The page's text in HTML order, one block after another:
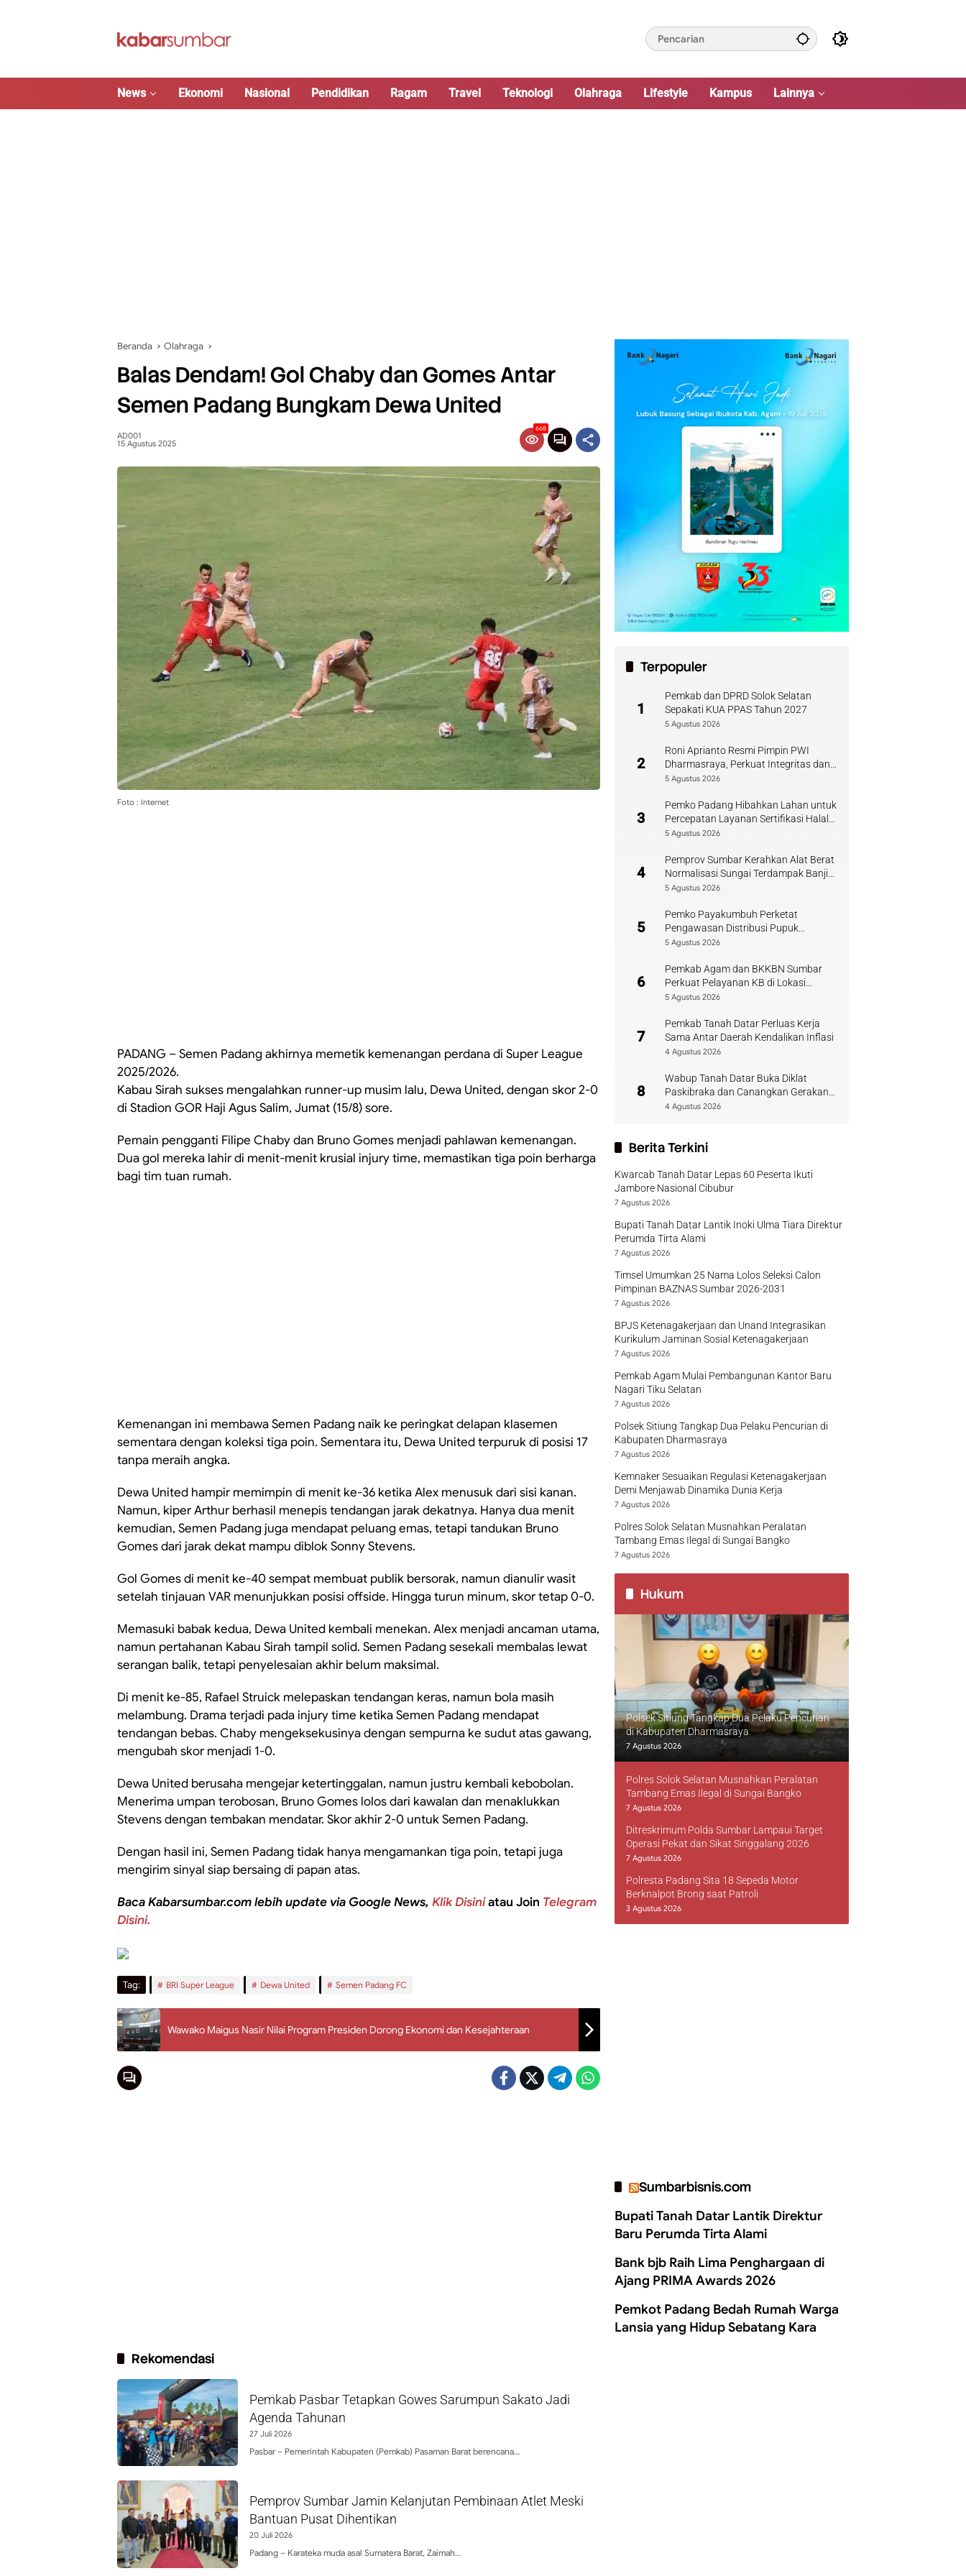
News Ekonomi Nasional Pendidikan Ragam Travel Teknologi Olahraga Lifestyle Kampus Lainnya
Beranda Olahraga
Balas Dendam! Gol Chaby dan Gomes Antar
Semen Padang Bungkam Dewa United
AD001
15 Agustus 2025
668
Foto : Internet
PADANG – Semen Padang akhirnya memetik kemenangan perdana di Super League
2025/2026.
Kabau Sirah sukses mengalahkan runner-up musim lalu, Dewa United, dengan skor 2-0
di Stadion GOR Haji Agus Salim, Jumat (15/8) sore.
Pemain pengganti Filipe Chaby dan Bruno Gomes menjadi pahlawan kemenangan.
Dua gol mereka lahir di menit-menit krusial injury time, memastikan tiga poin berharga
bagi tim tuan rumah.
Kemenangan ini membawa Semen Padang naik ke peringkat delapan klasemen
sementara dengan koleksi tiga poin. Sementara itu, Dewa United terpuruk di posisi 17
tanpa meraih angka.
Dewa United hampir memimpin di menit ke-36 ketika Alex menusuk dari sisi kanan.
Namun, kiper Arthur berhasil menepis tendangan jarak dekatnya. Hanya dua menit
kemudian, Semen Padang juga mendapat peluang emas, tetapi tandukan Bruno
Gomes dari jarak dekat mampu diblok Sonny Stevens.
Gol Gomes di menit ke-40 sempat membuat publik bersorak, namun dianulir wasit
setelah tinjauan VAR menunjukkan posisi offside. Hingga turun minum, skor tetap 0-0.
Memasuki babak kedua, Dewa United kembali menekan. Alex menjadi ancaman utama,
namun pertahanan Kabau Sirah tampil solid. Semen Padang sesekali membalas lewat
serangan balik, tetapi penyelesaian akhir belum maksimal.
Di menit ke-85, Rafael Struick melepaskan tendangan keras, namun bola masih
melambung. Drama terjadi pada injury time ketika Semen Padang mendapat
tendangan bebas. Chaby mengeksekusinya dengan sempurna ke sudut atas gawang,
mengubah skor menjadi 1-0.
Dewa United berusaha mengejar ketertinggalan, namun justru kembali kebobolan.
Menerima umpan terobosan, Bruno Gomes lolos dari kawalan dan menaklukkan
Stevens dengan tembakan mendatar. Skor akhir 2-0 untuk Semen Padang.
Dengan hasil ini, Semen Padang tidak hanya mengamankan tiga poin, tetapi juga
mengirim sinyal siap bersaing di papan atas.
Baca Kabarsumbar.com lebih update via Google News, Klik Disiniatau Join Telegram
Disini.
Tag: BRI Super League Dewa United Semen Padang FC
Wawako Maigus Nasir Nilai Program Presiden Dorong Ekonomi dan Kesejahteraan
Rekomendasi
Pemkab Pasbar Tetapkan Gowes Sarumpun Sakato Jadi
Agenda Tahunan
27 Juli 2026
Pasbar – Pemerintah Kabupaten (Pemkab) Pasaman Barat berencana…
Pemprov Sumbar Jamin Kelanjutan Pembinaan Atlet Meski
Bantuan Pusat Dihentikan
20 Juli 2026
Padang – Karateka muda asal Sumatera Barat, Zaimah…
Terpopuler
1
Pemkab dan DPRD Solok Selatan
Sepakati KUA PPAS Tahun 2027
5 Agustus 2026
2
Roni Aprianto Resmi Pimpin PWI
Dharmasraya, Perkuat Integritas dan
Kompetensi Jurnalis
5 Agustus 2026
3
Pemko Padang Hibahkan Lahan untuk
Percepatan Layanan Sertifikasi Halal
di Sumbar
5 Agustus 2026
4
Pemprov Sumbar Kerahkan Alat Berat
Normalisasi Sungai Terdampak Banjir
Kuranji
5 Agustus 2026
5
Pemko Payakumbuh Perketat
Pengawasan Distribusi Pupuk
Bersubsidi bagi Petani Lokal
5 Agustus 2026
6
Pemkab Agam dan BKKBN Sumbar
Perkuat Pelayanan KB di Lokasi
Bencana
5 Agustus 2026
7
Pemkab Tanah Datar Perluas Kerja
Sama Antar Daerah Kendalikan Inflasi
4 Agustus 2026
8
Wabup Tanah Datar Buka Diklat
Paskibraka dan Canangkan Gerakan
Bendera
4 Agustus 2026
Berita Terkini
Kwarcab Tanah Datar Lepas 60 Peserta Ikuti
Jambore Nasional Cibubur
7 Agustus 2026
Bupati Tanah Datar Lantik Inoki Ulma Tiara Direktur
Perumda Tirta Alami
7 Agustus 2026
Timsel Umumkan 25 Nama Lolos Seleksi Calon
Pimpinan BAZNAS Sumbar 2026-2031
7 Agustus 2026
BPJS Ketenagakerjaan dan Unand Integrasikan
Kurikulum Jaminan Sosial Ketenagakerjaan
7 Agustus 2026
Pemkab Agam Mulai Pembangunan Kantor Baru
Nagari Tiku Selatan
7 Agustus 2026
Polsek Sitiung Tangkap Dua Pelaku Pencurian di
Kabupaten Dharmasraya
7 Agustus 2026
Kemnaker Sesuaikan Regulasi Ketenagakerjaan
Demi Menjawab Dinamika Dunia Kerja
7 Agustus 2026
Polres Solok Selatan Musnahkan Peralatan
Tambang Emas Ilegal di Sungai Bangko
7 Agustus 2026
Hukum
Polsek Sitiung Tangkap Dua Pelaku Pencurian
di Kabupaten Dharmasraya
7 Agustus 2026
Polres Solok Selatan Musnahkan Peralatan
Tambang Emas Ilegal di Sungai Bangko
7 Agustus 2026
Ditreskrimum Polda Sumbar Lampaui Target
Operasi Pekat dan Sikat Singgalang 2026
7 Agustus 2026
Polresta Padang Sita 18 Sepeda Motor
Berknalpot Brong saat Patroli
3 Agustus 2026
Sumbarbisnis.com
Bupati Tanah Datar Lantik Direktur
Baru Perumda Tirta Alami
Bank bjb Raih Lima Penghargaan di
Ajang PRIMA Awards 2026
Pemkot Padang Bedah Rumah Warga
Lansia yang Hidup Sebatang Kara